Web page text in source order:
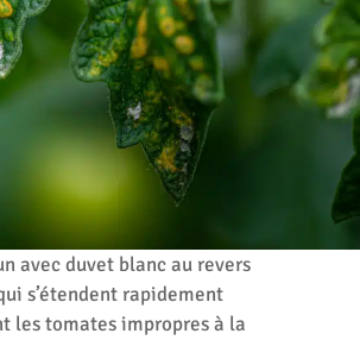
avec duvet blanc au revers
s’étendent rapidement
les tomates impropres à la